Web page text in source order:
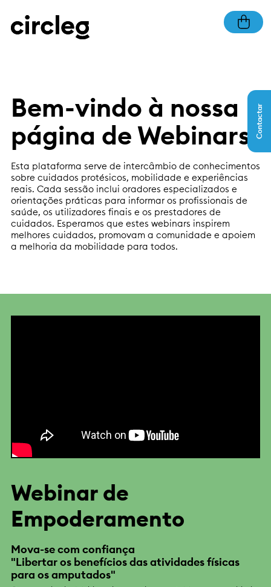
Contactar
Bem-vindo à nossa
página de Webinars!
Esta plataforma serve de intercâmbio de conhecimentos
sobre cuidados protésicos, mobilidade e experiências
reais. Cada sessão inclui oradores especializados e
orientações práticas para informar os profissionais de
saúde, os utilizadores finais e os prestadores de
cuidados. Esperamos que estes webinars inspirem
melhores cuidados, promovam a comunidade e apoiem
a melhoria da mobilidade para todos.
Webinar de
Empoderamento
Mova-se com confiança
"Libertar os benefícios das atividades físicas
para os amputados"